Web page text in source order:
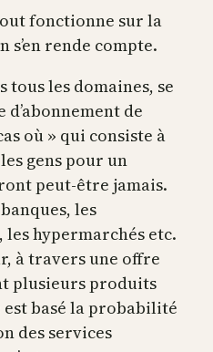
fonctionne sur la
s’en rende compte.
tous les domaines, se
d’abonnement de
où » qui consiste à
gens pour un
peut-être jamais.
les
hypermarchés etc.
à travers une offre
plusieurs produits
basé la probabilité
des services